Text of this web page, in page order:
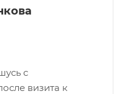
с
визита к